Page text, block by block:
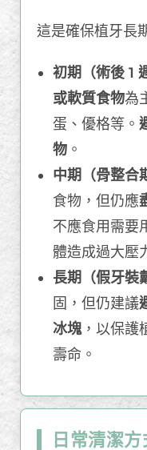
這是確保植牙長
初期（術後 1
或軟質食物為
蛋、優格等。
物 。
中期（骨整合
食物，但仍應
不應食用需要
體造成過大壓
長期（假牙裝
固，但仍建議
冰塊，以保護
壽命。
日常清潔方